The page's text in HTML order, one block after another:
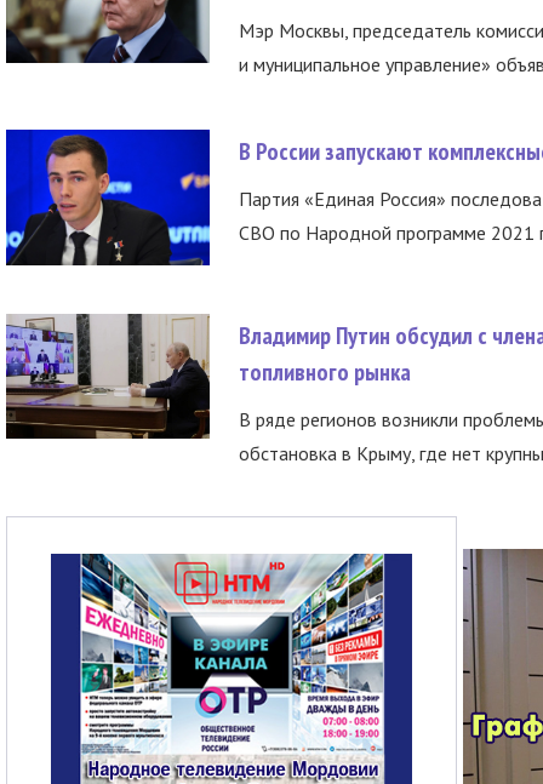
Мэр Москвы, председатель
и муниципальное управление»
В России запускают
Партия «Единая Россия»
СВО по Народной программе 2021
Владимир Путин обсудил с
топливного рынка
В ряде регионов возникли
обстановка в Крыму, где нет